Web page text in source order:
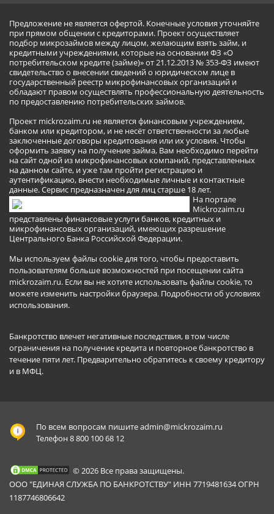
Предложение не является офертой. Конечные условия уточняйте
при прямом общении с кредиторами. Проект осуществляет
подбор микрозаймов между лицом, желающим взять займ, и
кредитными учреждениями, которые на основании ФЗ «О
потребительском кредите (займе)» от 21.12.2013 № 353-ФЗ имеют
свидетельство о внесении сведений о юридическом лице в
государственный реестр микрофинансовых организаций и
обладают правом осуществлять профессиональную деятельность
по предоставлению потребительских займов.
Проект mickrozaim.ru не является финансовым учреждением,
банком или кредитором, и не несёт ответственности за любые
заключенные договоры кредитования или их условия. Чтобы
оформить заявку на получение займа, Вам необходимо перейти
на сайт одной из микрофинансовых компаний, представленных
на данном сайте, и уже там пройти регистрацию и
аутентификацию, внести необходимые личные и контактные
данные. Сервис предназначен для лиц старше 18 лет.
На портале
Mickrozaim.ru
представлены финансовые услуги банков, кредитных и
микрофинансовых организаций, имеющих разрешение
Центрального Банка Российской Федерации.
Мы используем файлы cookie для того, чтобы предоставить
пользователям больше возможностей при посещении сайта
mickrozaim.ru. Если вы не хотите использовать файлы cookie, то
можете изменить настройки браузера. Подробности об условиях
использования.
Банкротство влечет негативные последствия, в том числе
ограничения на получение кредита и повторное банкротство в
течение пяти лет. Предварительно обратитесь к своему кредитору
и в МФЦ.
По всем вопросам пишитеadmin@mickrozaim.ru
Телефон 8 800 100 68 12
© 2026 Все права защищены.
ООО "ЕДИНАЯ СЛУЖБА ПО БАНКРОТСТВУ" ИНН 7719481634 ОГРН
1187746806642